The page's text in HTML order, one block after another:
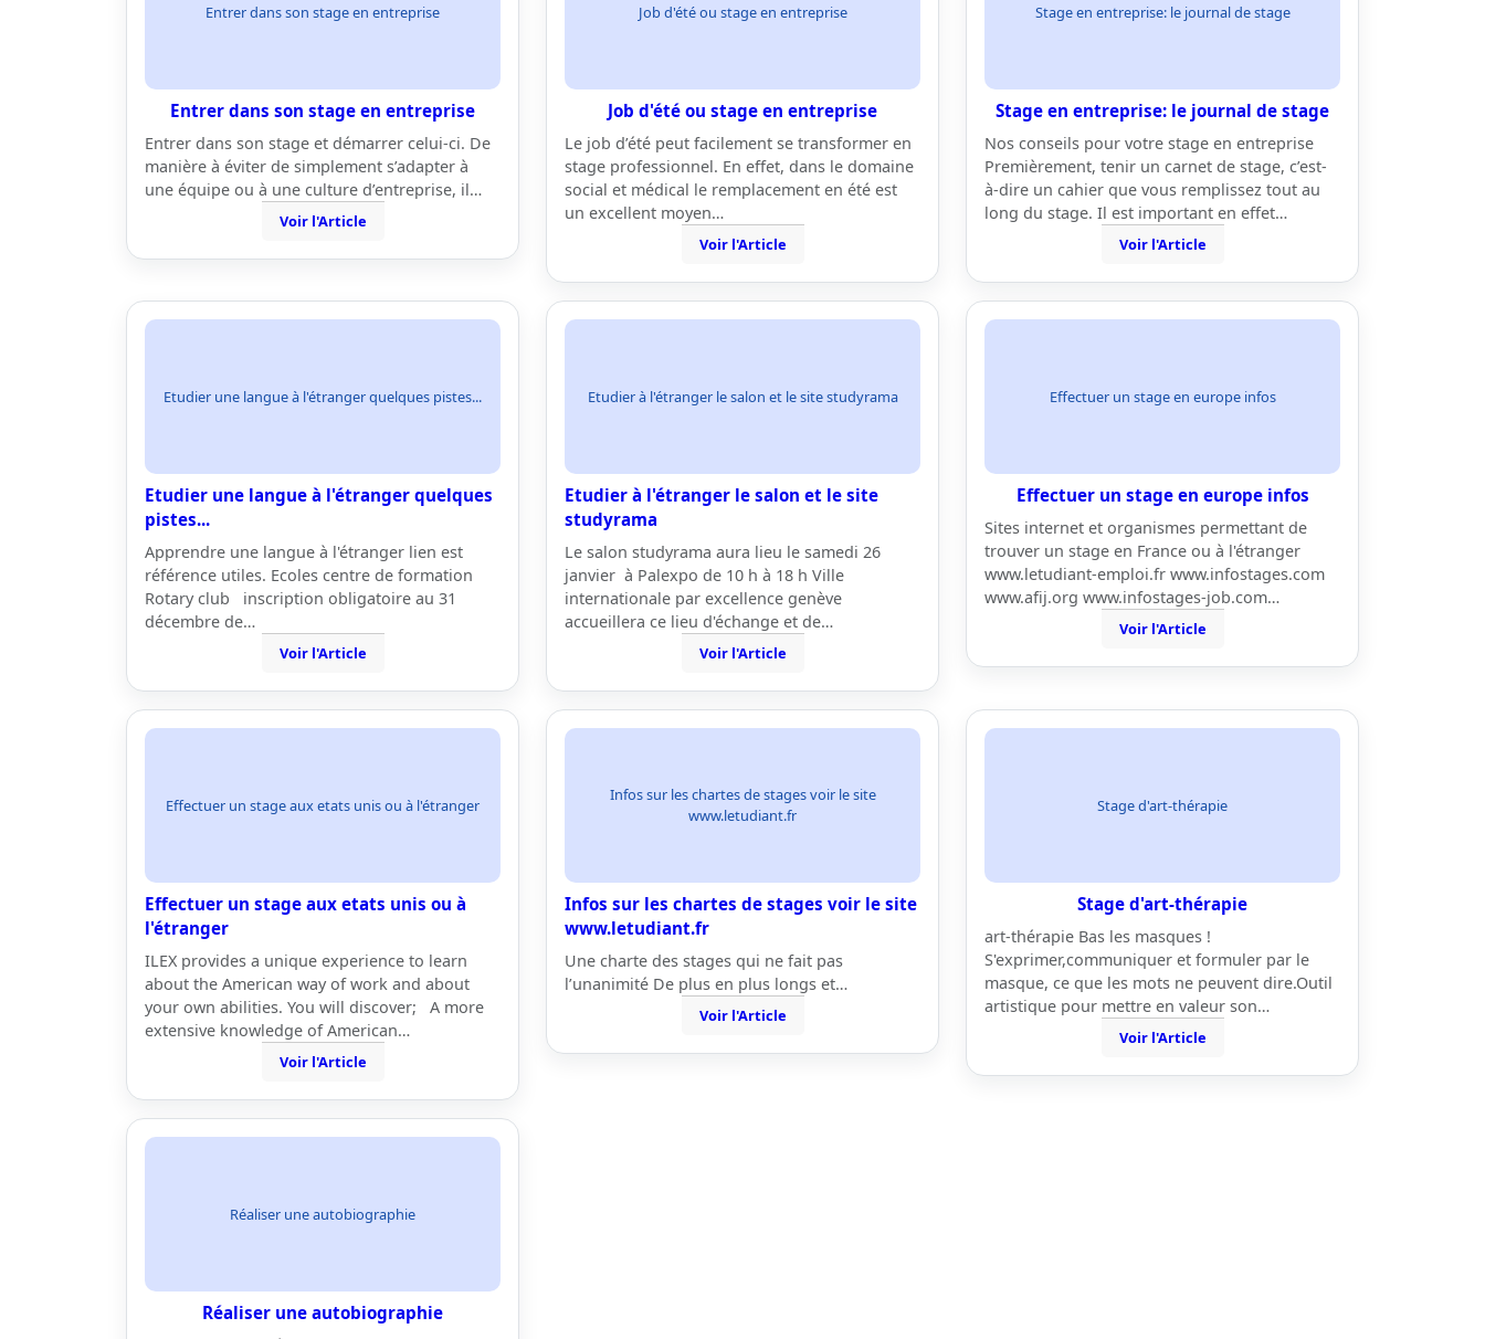
Entrer dans son stage en entreprise
Entrer dans son stage en entreprise
Entrer dans son stage et démarrer celui-ci. De
manière à éviter de simplement s’adapter à
une équipe ou à une culture d’entreprise, il…
Voir l'Article
Job d'été ou stage en entreprise
Job d'été ou stage en entreprise
Le job d’été peut facilement se transformer en
stage professionnel. En effet, dans le domaine
social et médical le remplacement en été est
un excellent moyen…
Voir l'Article
Stage en entreprise: le journal de stage
Stage en entreprise: le journal de stage
Nos conseils pour votre stage en entreprise
Premièrement, tenir un carnet de stage, c’est-
à-dire un cahier que vous remplissez tout au
long du stage. Il est important en effet…
Voir l'Article
Etudier une langue à l'étranger quelques pistes...
Etudier une langue à l'étranger quelques
pistes...
Apprendre une langue à l'étranger lien est
référence utiles. Ecoles centre de formation
Rotary club inscription obligatoire au 31
décembre de…
Voir l'Article
Etudier à l'étranger le salon et le site studyrama
Etudier à l'étranger le salon et le site
studyrama
Le salon studyrama aura lieu le samedi 26
janvier à Palexpo de 10 h à 18 h Ville
internationale par excellence genève
accueillera ce lieu d'échange et de…
Voir l'Article
Effectuer un stage en europe infos
Effectuer un stage en europe infos
Sites internet et organismes permettant de
trouver un stage en France ou à l'étranger
www.letudiant-emploi.fr www.infostages.com
www.afij.org www.infostages-job.com…
Voir l'Article
Effectuer un stage aux etats unis ou à l'étranger
Effectuer un stage aux etats unis ou à
l'étranger
ILEX provides a unique experience to learn
about the American way of work and about
your own abilities. You will discover; A more
extensive knowledge of American…
Voir l'Article
Infos sur les chartes de stages voir le site
www.letudiant.fr
Infos sur les chartes de stages voir le site
www.letudiant.fr
Une charte des stages qui ne fait pas
l’unanimité De plus en plus longs et…
Voir l'Article
Stage d'art-thérapie
Stage d'art-thérapie
art-thérapie Bas les masques !
S'exprimer,communiquer et formuler par le
masque, ce que les mots ne peuvent dire.Outil
artistique pour mettre en valeur son…
Voir l'Article
Réaliser une autobiographie
Réaliser une autobiographie